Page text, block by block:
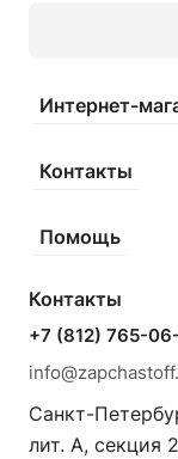
Интернет-
Контакты
Помощь
Контакты
+7 (812) 765-
Санкт-
лит. А, секция